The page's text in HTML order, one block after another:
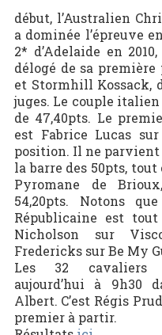
début, l’Australien
a dominée l’épreuve
2* d’Adelaide en
délogé de sa
et Stormhill Kossack,
juges. Le couple
de 47,40pts. Le
est Fabrice Lucas
position. Il ne parvient
la barre des 50pts,
Pyromane de
54,20pts. Notons
Républicaine est
Nicholson sur
Fredericks sur Be My
Les 32 cavaliers
aujourd’hui à 9h30
Albert. C’est Régis
premier à partir.